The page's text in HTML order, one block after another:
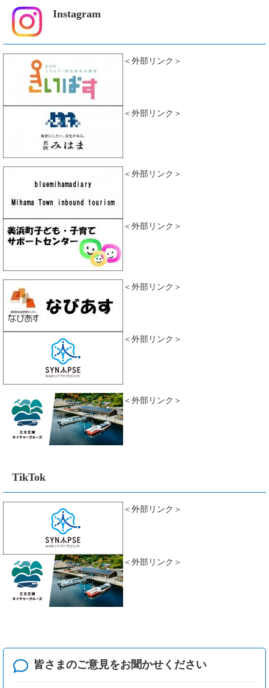
Instagram
＜外部リンク＞
＜外部リンク＞
＜外部リンク＞
＜外部リンク＞
＜外部リンク＞
＜外部リンク＞
＜外部リンク＞
TikTok
＜外部リンク＞
＜外部リンク＞
皆さまのご意見をお聞かせください